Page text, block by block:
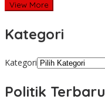
View More
Kategori
Kategori
Politik Terbaru